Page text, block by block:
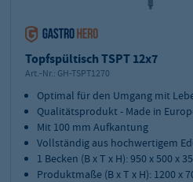
Topfspültisch TSPT 12x7
Art.-Nr.: GH-TSPT1270
Optimal für den Umgang mit
Qualitätsprodukt - Made in
Mit 100 mm Aufkantung
Vollständig aus hochwertigem
1 Becken (B x T x H): 950 x 500 x
Produktmaße (B x T x H): 1200 x